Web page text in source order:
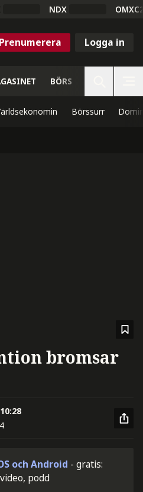
NDX
Prenumerera Logga in
BÖRS
Börssurr
bromsar
och Android - gratis:
podd